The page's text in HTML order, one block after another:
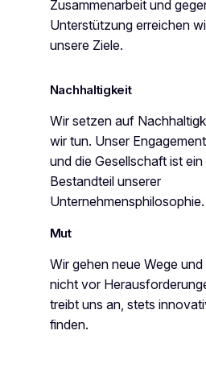
Zusammenarbeit und
Unterstützung erreichen
unsere Ziele.
Nachhaltigkeit
Wir setzen auf
wir tun. Unser
und die Gesellschaft ist
Bestandteil unserer
Unternehmensphilosophie.
Mut
Wir gehen neue Wege
nicht vor
treibt uns an, stets
finden.